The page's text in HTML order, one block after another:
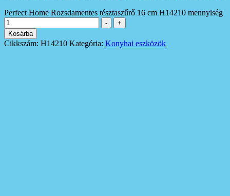
Perfect Home Rozsdamentes tésztaszűrő 16 cm H14210 mennyiség
-
+
Kosárba
Cikkszám: H14210 Kategória: Konyhai eszközök